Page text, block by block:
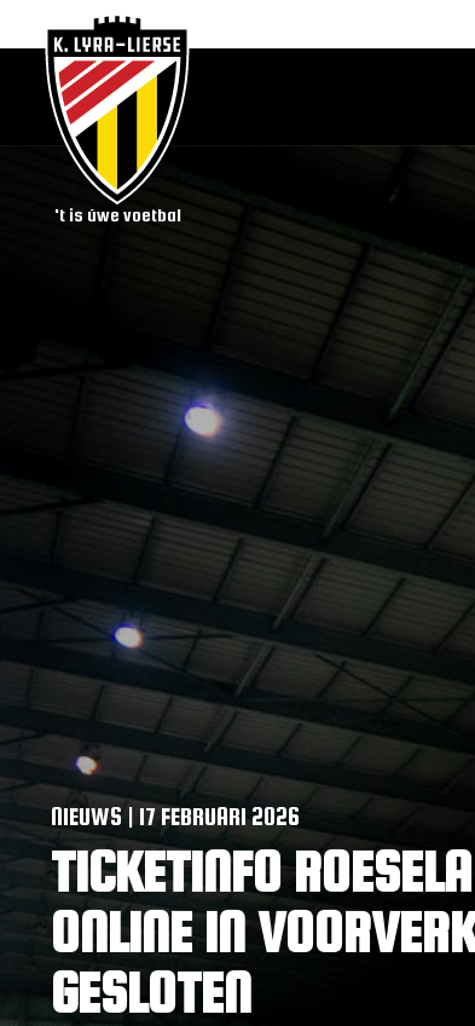
't is úwe voetbal
NIEUWS | 17 FEBRUARI 2026
TICKETINFO
ONLINE IN
GESLOTEN